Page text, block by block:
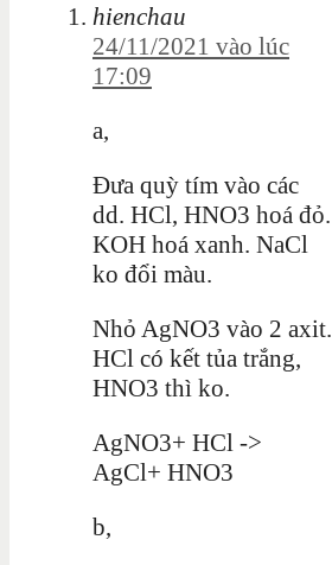
hienchau
24/11/2021 vào lúc
17:09
a,
Đưa quỳ tím vào các
dd. HCl, HNO3 hoá đỏ.
KOH hoá xanh. NaCl
ko đổi màu.
Nhỏ AgNO3 vào 2 axit.
HCl có kết tủa trắng,
HNO3 thì ko.
AgNO3+ HCl ->
AgCl+ HNO3
b,